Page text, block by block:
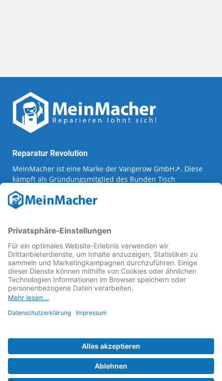
Reparatur Revolution
MeinMacher ist eine Marke der Vangerow GmbH↗. Diese
kämpft als Gründungsmitglied des Runden Tisch
Reparatur
Reparaturbedingungen: Für Produkte, die sich gut
reparieren lassen, für günstigere Ersatzteile und den
Know-hows in Deutschland.
Weitere Informationen
Fachhändler finden
Über uns
FAQ - häufig gestellte Fragen
Rechtliches
Barrierefreiheit
AGBs